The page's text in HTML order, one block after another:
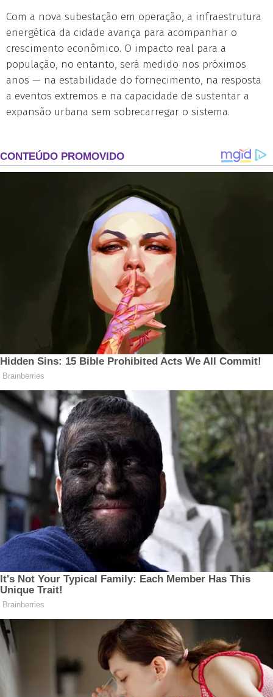
Com a nova subestação em operação, a infraestrutura
energética da cidade avança para acompanhar o
crescimento econômico. O impacto real para a
população, no entanto, será medido nos próximos
anos — na estabilidade do fornecimento, na resposta
a eventos extremos e na capacidade de sustentar a
expansão urbana sem sobrecarregar o sistema.